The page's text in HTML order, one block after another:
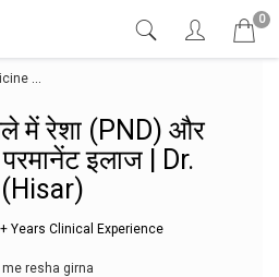
0
में रेशा (PND) और
इलाज | Dr.
Years Clinical Experience
me resha girna